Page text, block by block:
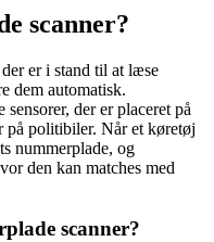
scanner?
er i stand til at læse
dem automatisk.
der er placeret på
på politibiler. Når et køretøj
nummerplade, og
den kan matches med
scanner?